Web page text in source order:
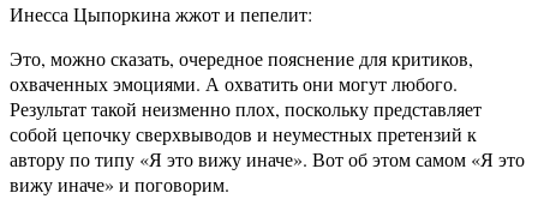
Инесса Цыпоркина жжот и пепелит:
Это, можно сказать, очередное пояснение для критиков,
охваченных эмоциями. А охватить они могут любого.
Результат такой неизменно плох, поскольку представляет
собой цепочку сверхвыводов и неуместных претензий к
автору по типу «Я это вижу иначе». Вот об этом самом «Я это
вижу иначе» и поговорим.